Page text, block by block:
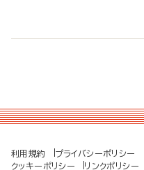
利用規約 プライバシーポリシー
クッキーポリシー
リンクポリシー